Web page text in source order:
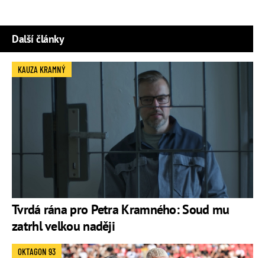
Další články
Tvrdá rána pro Petra Kramného: Soud mu
zatrhl velkou naději
KAUZA KRAMNÝ
OKTAGON 93